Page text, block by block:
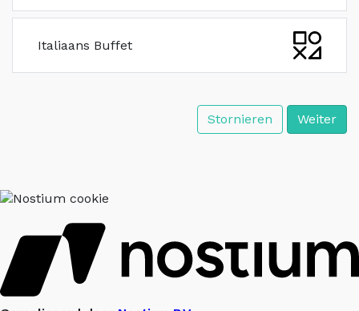
Italiaans Buffet
Stornieren Weiter